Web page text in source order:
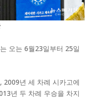
오는 6월23일부터 25일
년 세 차례 시카고에
년 두 차례 우승을 차지